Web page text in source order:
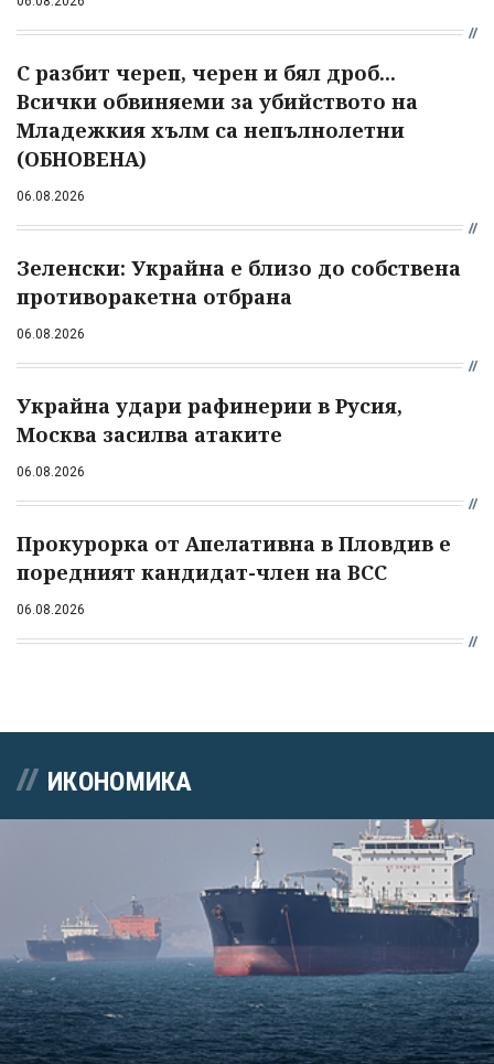
С разбит череп, черен и бял дроб...
Всички обвиняеми за убийството на
Младежкия хълм са непълнолетни
(ОБНОВЕНА)
06.08.2026
Зеленски: Украйна е близо до собствена
противоракетна отбрана
06.08.2026
Украйна удари рафинерии в Русия,
Москва засилва атаките
06.08.2026
Прокурорка от Апелативна в Пловдив е
поредният кандидат-член на ВСС
06.08.2026
ИКОНОМИКА